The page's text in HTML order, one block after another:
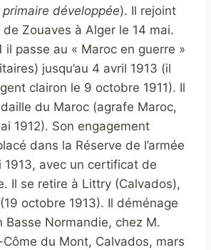
développée). Il rejoint
de Zouaves à Alger le 14 mai.
il passe au « Maroc en guerre »
jusqu’au 4 avril 1913 (il
clairon le 9 octobre 1911). Il
du Maroc (agrafe Maroc,
1912). Son engagement
dans la Réserve de l’armée
1913, avec un certificat de
Il se retire à Littry (Calvados),
octobre 1913). Il déménage
Basse Normandie, chez M.
du Mont, Calvados, mars